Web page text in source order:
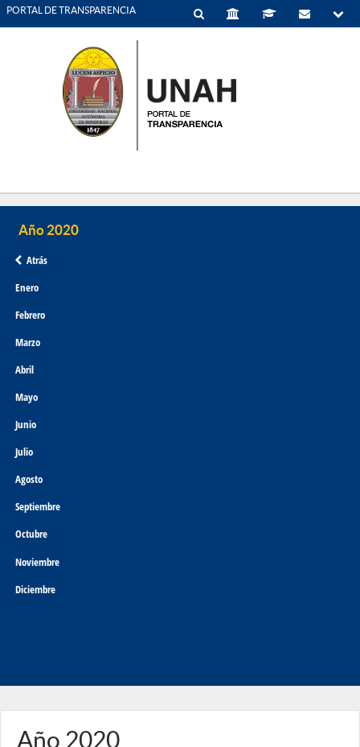
PORTAL DE TRANSPARENCIA
Atrás
Enero
Febrero
Marzo
Abril
Mayo
Junio
Julio
Agosto
Septiembre
Octubre
Noviembre
Diciembre
Año 2020